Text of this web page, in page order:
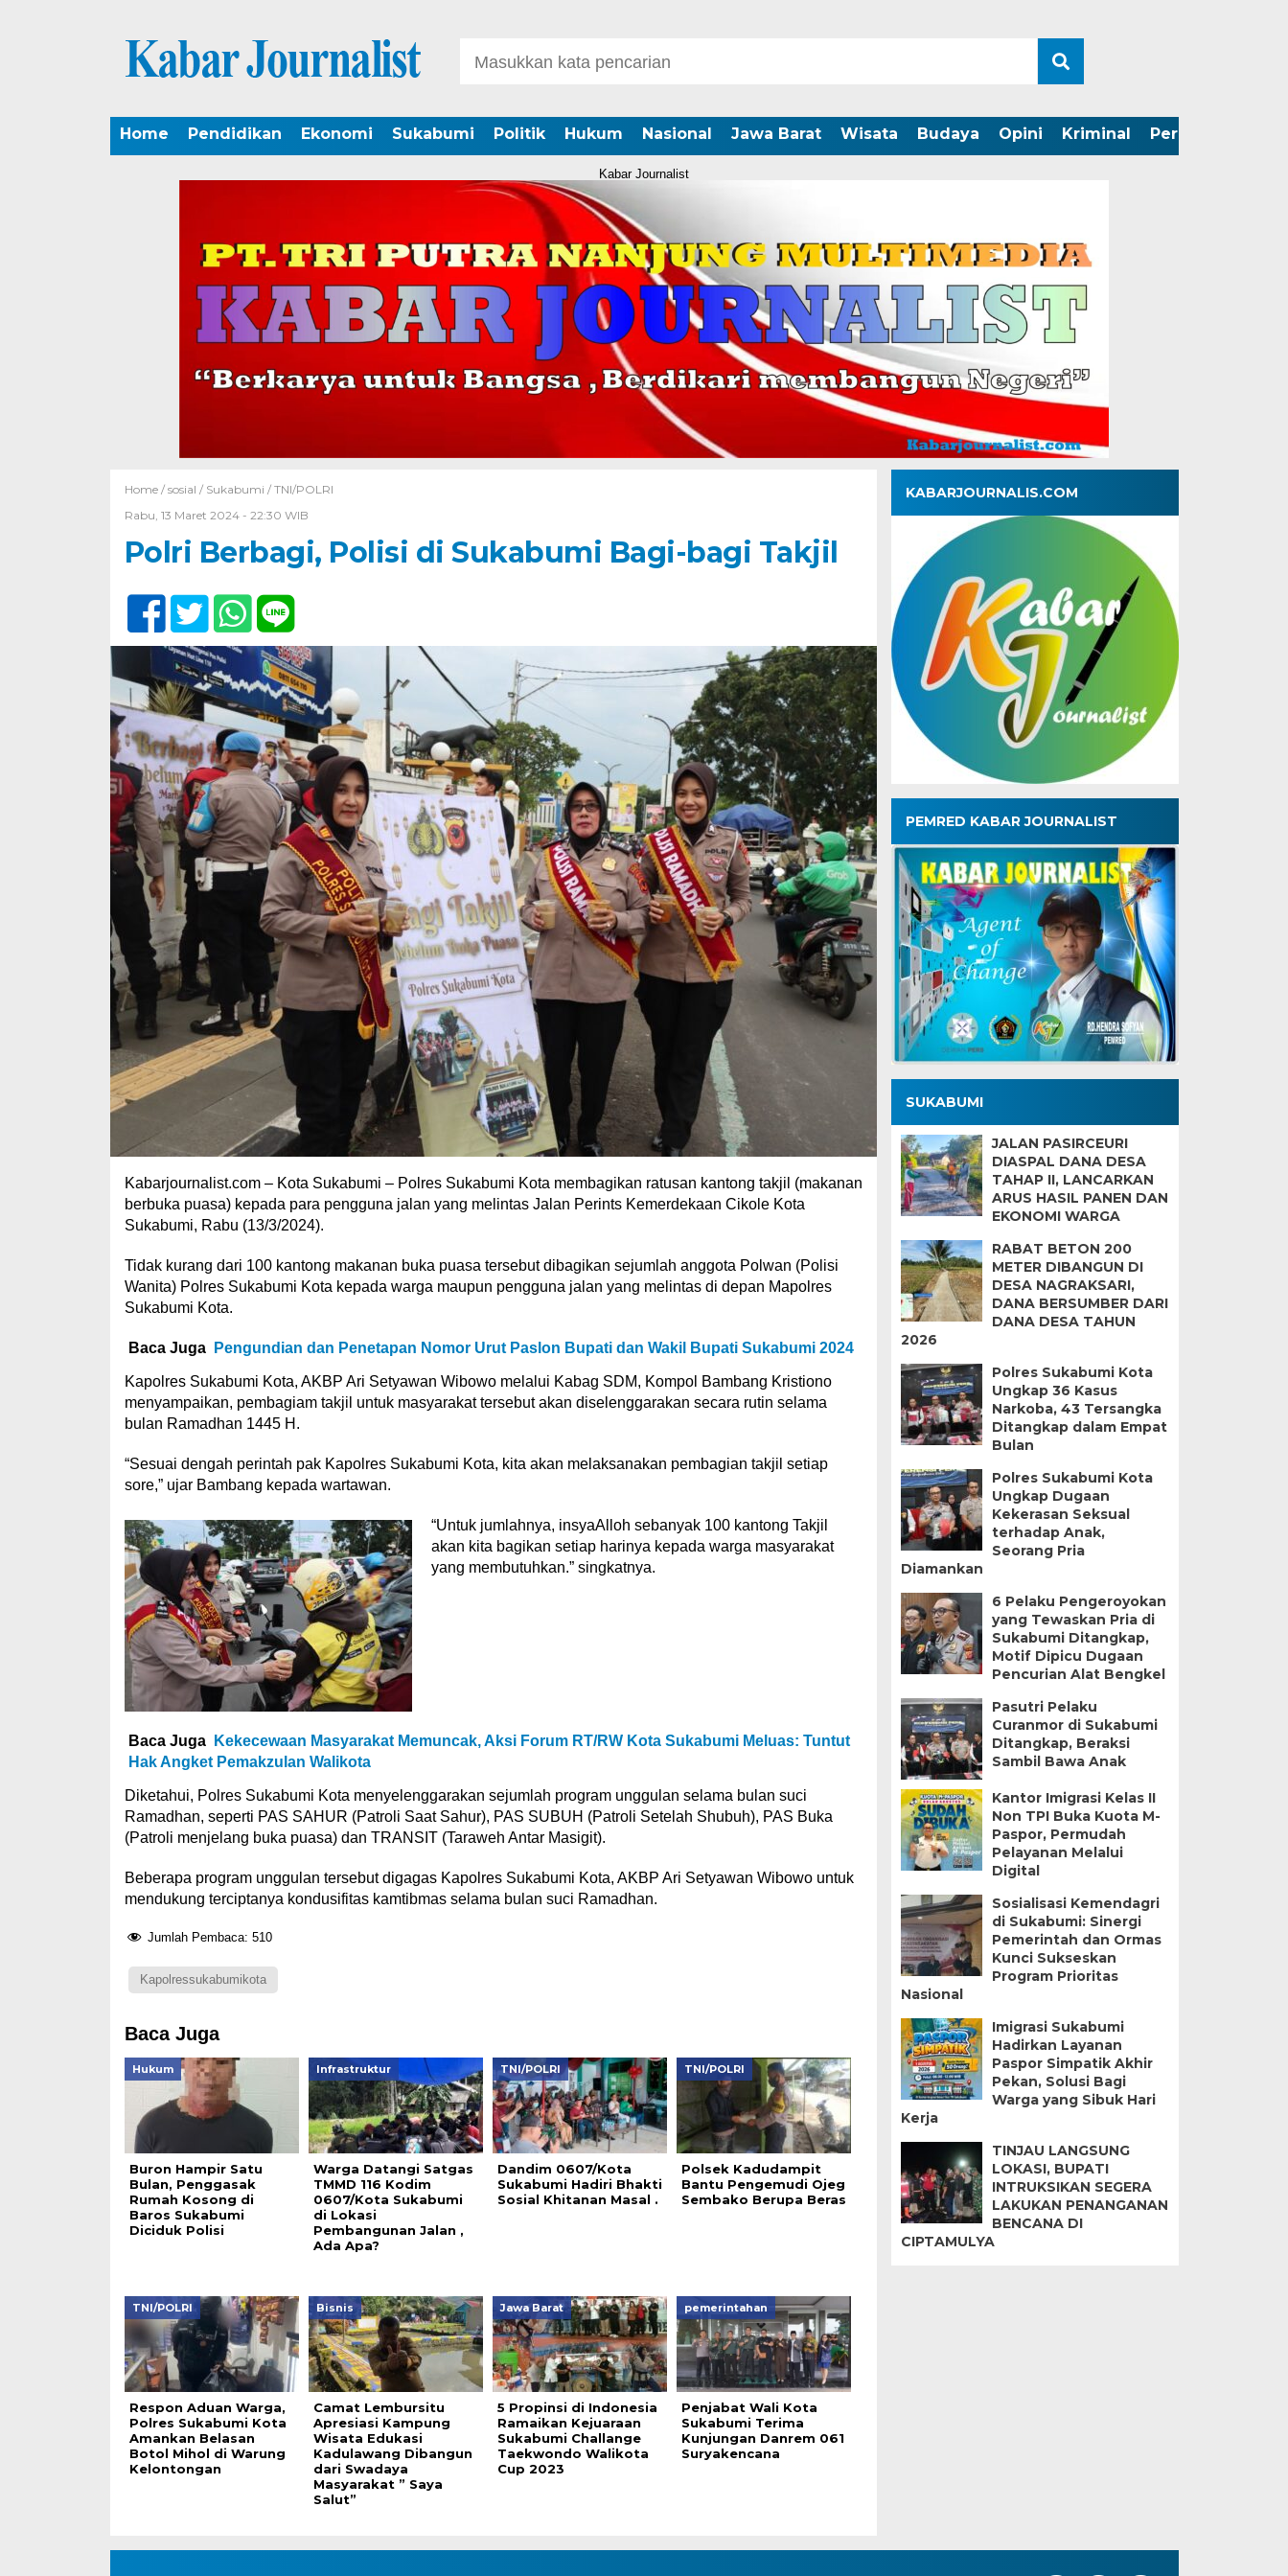
Home Pendidikan Ekonomi Sukabumi Politik Hukum Nasional Jawa Barat Wisata Budaya Opini Kriminal Peristiwa
Kabar Journalist
Home / sosial / Sukabumi / TNI/POLRI
Rabu, 13 Maret 2024 - 22:30 WIB
Polri Berbagi, Polisi di Sukabumi Bagi-bagi Takjil
Kabarjournalist.com – Kota Sukabumi – Polres Sukabumi Kota membagikan ratusan kantong takjil (makanan
berbuka puasa) kepada para pengguna jalan yang melintas Jalan Perints Kemerdekaan Cikole Kota
Sukabumi, Rabu (13/3/2024).
Tidak kurang dari 100 kantong makanan buka puasa tersebut dibagikan sejumlah anggota Polwan (Polisi
Wanita) Polres Sukabumi Kota kepada warga maupun pengguna jalan yang melintas di depan Mapolres
Sukabumi Kota.
Baca Juga Pengundian dan Penetapan Nomor Urut Paslon Bupati dan Wakil Bupati Sukabumi 2024
Kapolres Sukabumi Kota, AKBP Ari Setyawan Wibowo melalui Kabag SDM, Kompol Bambang Kristiono
menyampaikan, pembagiam takjil untuk masyarakat tersebut akan diselenggarakan secara rutin selama
bulan Ramadhan 1445 H.
“Sesuai dengah perintah pak Kapolres Sukabumi Kota, kita akan melaksanakan pembagian takjil setiap
sore,” ujar Bambang kepada wartawan.
“Untuk jumlahnya, insyaAlloh sebanyak 100 kantong Takjil
akan kita bagikan setiap harinya kepada warga masyarakat
yang membutuhkan.” singkatnya.
Baca Juga
Kekecewaan Masyarakat Memuncak, Aksi Forum RT/RW Kota Sukabumi Meluas: Tuntut
Hak Angket Pemakzulan Walikota
Diketahui, Polres Sukabumi Kota menyelenggarakan sejumlah program unggulan selama bulan suci
Ramadhan, seperti PAS SAHUR (Patroli Saat Sahur), PAS SUBUH (Patroli Setelah Shubuh), PAS Buka
(Patroli menjelang buka puasa) dan TRANSIT (Taraweh Antar Masigit).
Beberapa program unggulan tersebut digagas Kapolres Sukabumi Kota, AKBP Ari Setyawan Wibowo untuk
mendukung terciptanya kondusifitas kamtibmas selama bulan suci Ramadhan.
Jumlah Pembaca: 510
Kapolressukabumikota
Baca Juga
Hukum
Buron Hampir Satu
Bulan, Penggasak
Rumah Kosong di
Baros Sukabumi
Diciduk Polisi
Infrastruktur
Warga Datangi Satgas
TMMD 116 Kodim
0607/Kota Sukabumi
di Lokasi
Pembangunan Jalan ,
Ada Apa?
TNI/POLRI
Dandim 0607/Kota
Sukabumi Hadiri Bhakti
Sosial Khitanan Masal .
TNI/POLRI
Polsek Kadudampit
Bantu Pengemudi Ojeg
Sembako Berupa Beras
TNI/POLRI
Respon Aduan Warga,
Polres Sukabumi Kota
Amankan Belasan
Botol Mihol di Warung
Kelontongan
Bisnis
Camat Lembursitu
Apresiasi Kampung
Wisata Edukasi
Kadulawang Dibangun
dari Swadaya
Masyarakat ” Saya
Salut”
Jawa Barat
5 Propinsi di Indonesia
Ramaikan Kejuaraan
Sukabumi Challange
Taekwondo Walikota
Cup 2023
pemerintahan
Penjabat Wali Kota
Sukabumi Terima
Kunjungan Danrem 061
Suryakencana
KABARJOURNALIS.COM
PEMRED KABAR JOURNALIST
SUKABUMI
JALAN PASIRCEURI
DIASPAL DANA DESA
TAHAP II, LANCARKAN
ARUS HASIL PANEN DAN
EKONOMI WARGA
RABAT BETON 200
METER DIBANGUN DI
DESA NAGRAKSARI,
DANA BERSUMBER DARI
DANA DESA TAHUN
2026
Polres Sukabumi Kota
Ungkap 36 Kasus
Narkoba, 43 Tersangka
Ditangkap dalam Empat
Bulan
Polres Sukabumi Kota
Ungkap Dugaan
Kekerasan Seksual
terhadap Anak,
Seorang Pria
Diamankan
6 Pelaku Pengeroyokan
yang Tewaskan Pria di
Sukabumi Ditangkap,
Motif Dipicu Dugaan
Pencurian Alat Bengkel
Pasutri Pelaku
Curanmor di Sukabumi
Ditangkap, Beraksi
Sambil Bawa Anak
Kantor Imigrasi Kelas II
Non TPI Buka Kuota M-
Paspor, Permudah
Pelayanan Melalui
Digital
Sosialisasi Kemendagri
di Sukabumi: Sinergi
Pemerintah dan Ormas
Kunci Sukseskan
Program Prioritas
Nasional
Imigrasi Sukabumi
Hadirkan Layanan
Paspor Simpatik Akhir
Pekan, Solusi Bagi
Warga yang Sibuk Hari
Kerja
TINJAU LANGSUNG
LOKASI, BUPATI
INTRUKSIKAN SEGERA
LAKUKAN PENANGANAN
BENCANA DI
CIPTAMULYA